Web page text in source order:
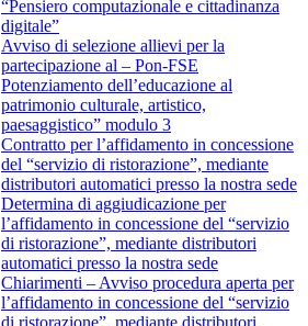
“Pensiero computazionale e cittadinanza
digitale”
Avviso di selezione allievi per la
partecipazione al – Pon-FSE
Potenziamento dell’educazione al
patrimonio culturale, artistico,
paesaggistico” modulo 3
Contratto per l’affidamento in concessione
del “servizio di ristorazione”, mediante
distributori automatici presso la nostra sede
Determina di aggiudicazione per
l’affidamento in concessione del “servizio
di ristorazione”, mediante distributori
automatici presso la nostra sede
Chiarimenti – Avviso procedura aperta per
l’affidamento in concessione del “servizio